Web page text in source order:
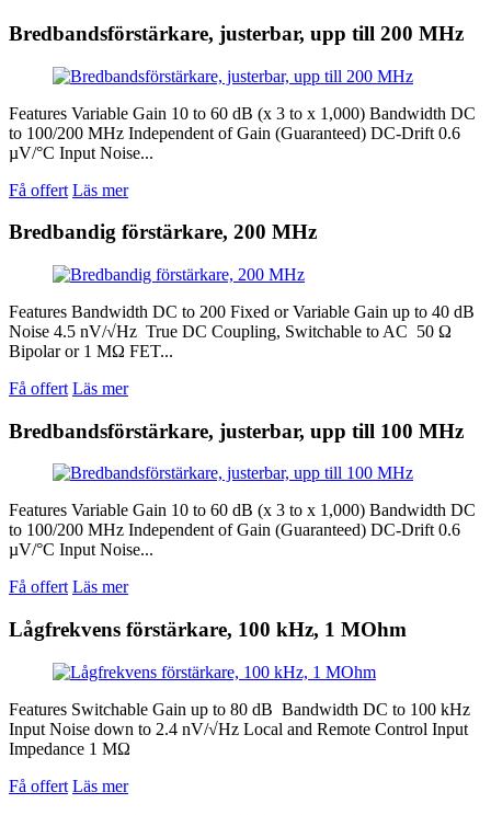
Bredbandsförstärkare, justerbar, upp till 200 MHz
Features Variable Gain 10 to 60 dB (x 3 to x 1,000) Bandwidth DC
to 100/200 MHz Independent of Gain (Guaranteed) DC-Drift 0.6
µV/°C Input Noise...
Få offert Läs mer
Bredbandig förstärkare, 200 MHz
Features Bandwidth DC to 200 Fixed or Variable Gain up to 40 dB
Noise 4.5 nV/√Hz True DC Coupling, Switchable to AC 50 Ω
Bipolar or 1 MΩ FET...
Få offert Läs mer
Bredbandsförstärkare, justerbar, upp till 100 MHz
Features Variable Gain 10 to 60 dB (x 3 to x 1,000) Bandwidth DC
to 100/200 MHz Independent of Gain (Guaranteed) DC-Drift 0.6
µV/°C Input Noise...
Få offert Läs mer
Lågfrekvens förstärkare, 100 kHz, 1 MOhm
Features Switchable Gain up to 80 dB Bandwidth DC to 100 kHz
Input Noise down to 2.4 nV/√Hz Local and Remote Control Input
Impedance 1 MΩ
Få offert Läs mer